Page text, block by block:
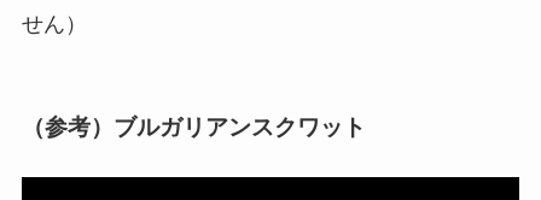
せん）
（参考）ブルガリアンスクワット